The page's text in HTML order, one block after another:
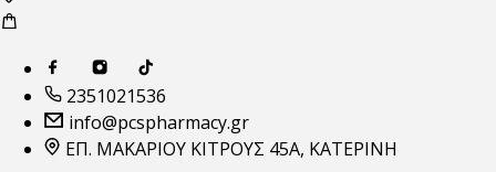
2351021536
info@pcspharmacy.gr
ΕΠ. ΜΑΚΑΡΙΟΥ ΚΙΤΡΟΥΣ 45Α, ΚΑΤΕΡΙΝΗ